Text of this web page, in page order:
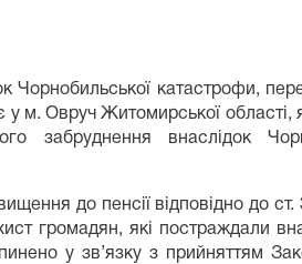
Чорнобильської катастрофи,
у м. Овруч Житомирської
забруднення внаслідок
до пенсії відповідно до ст.
громадян, які постраждали
у зв’язку з прийняттям